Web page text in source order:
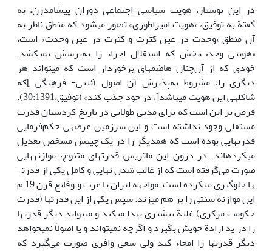
در این نوشتار، هویت سیاسی-اجتماعی دوران پیشامدرن، به
گفتة به توفیق، «هویت امپراطوری» تصور می­شود که منطق ناظر به
آن منطق «وحدت در عین کثرت و کثرت در عین وحدت» است،
«هویتی وحدت‌بخش که استقلال اجزاء را به‌پرسش نمی­کشد.
خودی که از آن‌چنان‌ هاضمه­ای برخوردار است که می­تواند هر
دیگری را، مشروط به‌پذیرش آن اصول آئینی- فرهنگی ]که
شاکله­ی این هویت می­باشد[، در خود جذب کند» (توفیق،30:1391).
فرض بر این است که برای مدتی طولانی در تاریخ کردستان قدرت
مستقلی وجود نداشته است و این سرزمین عرصه­ی حکم‌فرمایی
قدرت­هایی بوده است که هم­دیگر را در یک چینش مشخص تعدیل
می­کرده­اند. در درون این ماتریس قدرت­های متنوع، موازنه­هایی
صورت می‌گرفته است که از غالب شدن نهایی و کامل یکی از قدرت­
ها جلوگیری می­کرده است. مواجهه ایران با غرب و وقایع قرن 19 م
این موازنة سنتی را بر هم می­زند. سپس یکی از این قدرت­ها (قدرت
حکومت مرکزی) غلبة بیشتری پیدا می­کند و می­تواند دیگر قدرت­ها
را در ید ارادة خویش بگیرد و اگرچه نمی­تواند و یا اصولاً نمی­خواهد
دیگر قدرت­ها را امحاء کند ولی سعی وافری صورت می‌گیرد که